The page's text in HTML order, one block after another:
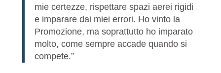
mie certezze, rispettare spazi aerei rigidi
e imparare dai miei errori. Ho vinto la
Promozione, ma soprattutto ho imparato
molto, come sempre accade quando si
compete.”